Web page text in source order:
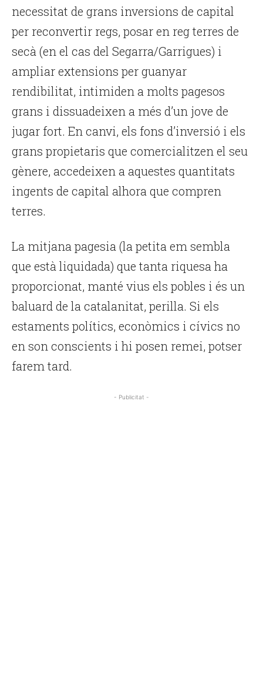
necessitat de grans inversions de capital
per reconvertir regs, posar en reg terres de
secà (en el cas del Segarra/Garrigues) i
ampliar extensions per guanyar
rendibilitat, intimiden a molts pagesos
grans i dissuadeixen a més d’un jove de
jugar fort. En canvi, els fons d’inversió i els
grans propietaris que comercialitzen el seu
gènere, accedeixen a aquestes quantitats
ingents de capital alhora que compren
terres.
La mitjana pagesia (la petita em sembla
que està liquidada) que tanta riquesa ha
proporcionat, manté vius els pobles i és un
baluard de la catalanitat, perilla. Si els
estaments polítics, econòmics i cívics no
en son conscients i hi posen remei, potser
farem tard.
- Publicitat -